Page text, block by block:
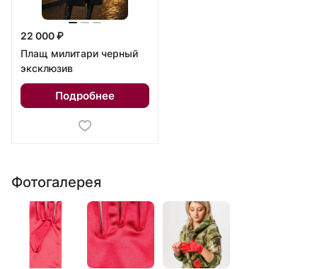
22 000 ₽
Плащ милитари черный
эксклюзив
Подробнее
Фотогалерея